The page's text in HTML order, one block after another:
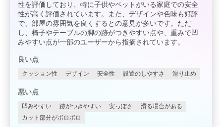
性を評価しており、特に子供やペットがいる家庭での安全
性が高く評価されています。また、デザインや色味も好評
で、部屋の雰囲気を良くするとの意見が多いです。ただ
し、椅子やテーブルの脚の跡がつきやすい点や、重みで凹
みやすい点が一部のユーザーから指摘されています。
良い点
クッション性 デザイン 安全性 設置のしやすさ 滑り止め
悪い点
凹みやすい 跡がつきやすい 安っぽさ
滑る場合がある
カット部分がボロボロ